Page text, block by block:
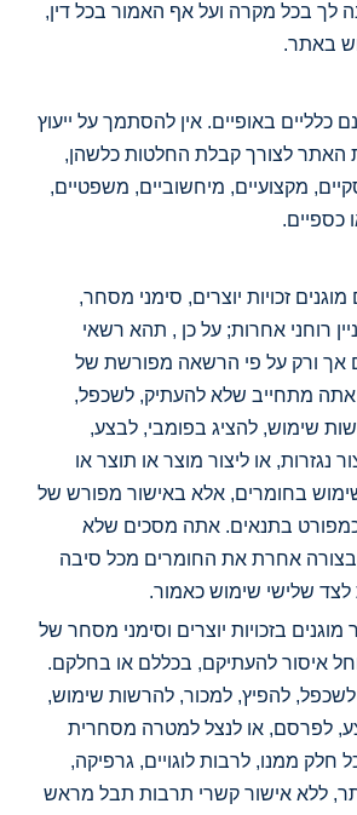
לך בכל מקרה ועל אף האמור בכל דין,
באתר.
כלליים באופיים. אין להסתמך על ייעוץ
לצורך קבלת החלטות כלשהן,
מקצועיים, מיחשוביים, משפטיים,
כספיים.
זכויות יוצרים, סימני מסחר,
רוחני אחרות; על כן , תהא רשאי
ורק על פי הרשאה מפורשת של
מתחייב שלא להעתיק, לשכפל,
שימוש, להציג בפומבי, לבצע,
נגזרות, או ליצור מוצר או תוצר או
בחומרים, אלא באישור מפורש של
בתנאים. אתה מסכים שלא
אחרת את החומרים מכל סיבה
שלישי שימוש כאמור.
בזכויות יוצרים וסימני מסחר של
איסור להעתיקם, בכללם או בחלקם.
להפיץ, למכור, להרשות שימוש,
לפרסם, או לנצל למטרה מסחרית
חלק ממנו, לרבות לוגויים, גרפיקה,
ללא אישור קשרי תרבות תבל מראש